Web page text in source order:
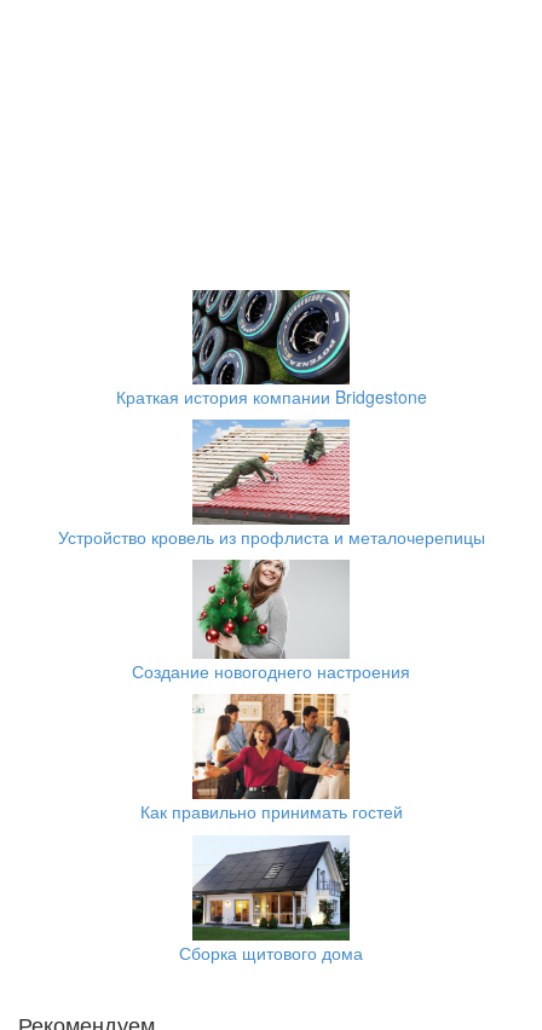
Краткая история компании Bridgestone
Устройство кровель из профлиста и металочерепицы
Создание новогоднего настроения
Как правильно принимать гостей
Сборка щитового дома